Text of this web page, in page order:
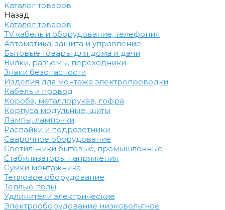
Каталог товаров
Назад
Каталог товаров
TV кабель и оборудование, телефония
Автоматика, защита и управление
Бытовые товары для дома и дачи
Вилки, разъемы, переходники
Знаки безопасности
Изделия для монтажа электропроводки
Кабель и провод
Короба, металлорукав, гофра
Корпуса модульные, щиты
Лампы, лампочки
Распайки и подрозетники
Сварочное оборудование
Светильники бытовые, промышленные
Стабилизаторы напряжения
Сумки монтажника
Тепловое оборудование
Теплые полы
Удлинители электрические
Электрооборудование низковольтное